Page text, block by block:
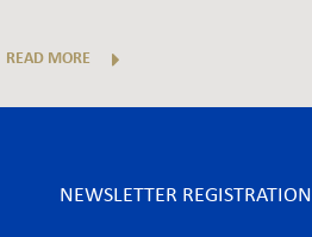
READ MORE
NEWSLETTER REGISTRATION